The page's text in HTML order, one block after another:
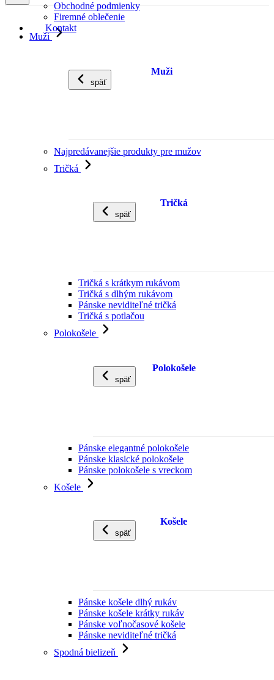
Obchodné podmienky
Firemné oblečenie
Kontakt
Muži
späť
Muži
Najpredávanejšie produkty pre mužov
Tričká
späť
Tričká
Tričká s krátkym rukávom
Tričká s dlhým rukávom
Pánske neviditeľné tričká
Tričká s potlačou
Polokošele
späť
Polokošele
Pánske elegantné polokošele
Pánske klasické polokošele
Pánske polokošele s vreckom
Košele
späť
Košele
Pánske košele dlhý rukáv
Pánske košele krátky rukáv
Pánske voľnočasové košele
Pánske neviditeľné tričká
Spodná bielizeň